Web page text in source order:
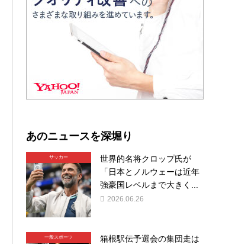
あのニュースを深堀り
サッカー
世界的名将クロップ氏が
「日本とノルウェーは近年
強豪国レベルまで大きく...
2026.06.26
一般スポーツ
箱根駅伝予選会の集団走は